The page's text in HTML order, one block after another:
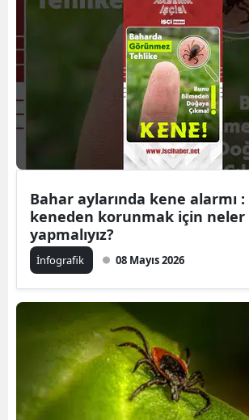
Bahar aylarında kene alarmı :
keneden korunmak için neler
yapmalıyız?
İnfografik 08 Mayıs 2026